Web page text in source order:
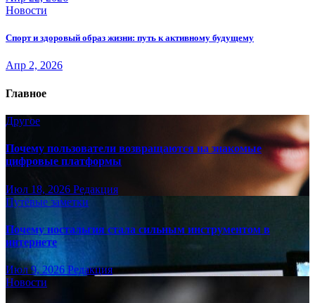
Новости
Спорт и здоровый образ жизни: путь к активному будущему
Апр 2, 2026
Главное
Другое
Почему пользователи возвращаются на знакомые
цифровые платформы
Июл 18, 2026 Редакция
Путёвые заметки
Почему ностальгия стала сильным инструментом в
интернете
Июл 9, 2026 Редакция
Новости